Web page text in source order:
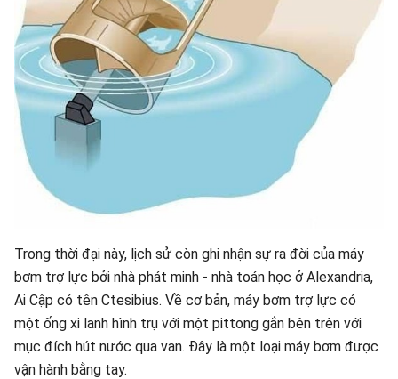
Trong thời đại này, lịch sử còn ghi nhận sự ra đời của máy
bơm trợ lực bởi nhà phát minh - nhà toán học ở Alexandria,
Ai Cập có tên Ctesibius. Về cơ bản, máy bơm trợ lực có
một ống xi lanh hình trụ với một pittong gắn bên trên với
mục đích hút nước qua van. Đây là một loại máy bơm được
vận hành bằng tay.